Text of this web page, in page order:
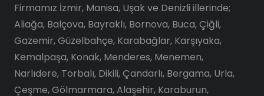
Firmamız İzmir, Manisa, Uşak ve Denizli illerinde;
Aliağa, Balçova, Bayraklı, Bornova, Buca, Çiğli,
Gazemir, Güzelbahçe, Karabağlar, Karşıyaka,
Kemalpaşa, Konak, Menderes, Menemen,
Narlıdere, Torbalı, Dikili, Çandarlı, Bergama, Urla,
Çeşme, Gölmarmara, Alaşehir, Karaburun,